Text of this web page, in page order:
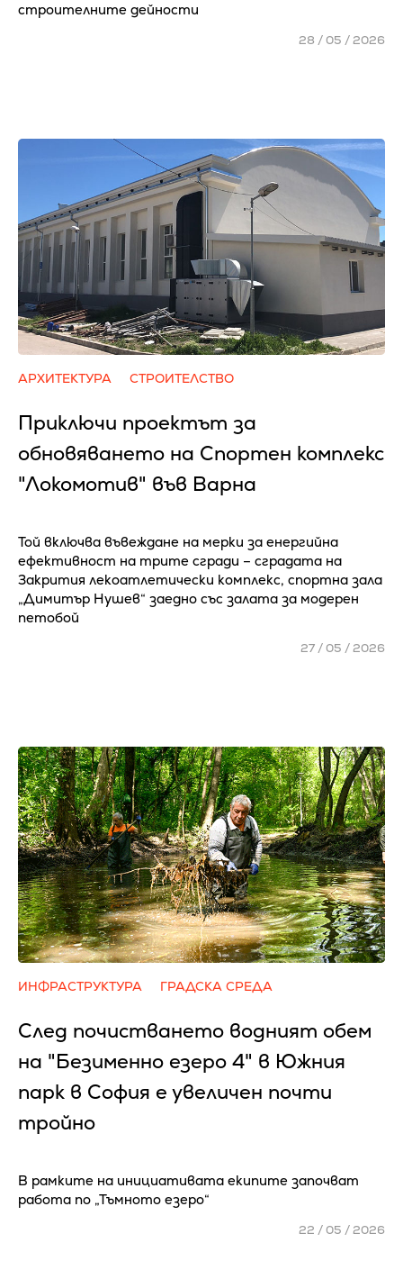
строителните дейности
28 / 05 / 2026
АРХИТЕКТУРА СТРОИТЕЛСТВО
Приключи проектът за
обновяването на Спортен комплекс
"Локомотив" във Варна
Той включва въвеждане на мерки за енергийна
ефективност на трите сгради – сградата на
Закрития лекоатлетически комплекс, спортна зала
„Димитър Нушев“ заедно със залата за модерен
петобой
27 / 05 / 2026
ИНФРАСТРУКТУРА ГРАДСКА СРЕДА
След почистването водният обем
на "Безименно езеро 4" в Южния
парк в София е увеличен почти
тройно
В рамките на инициативата екипите започват
работа по „Тъмното езеро“
22 / 05 / 2026